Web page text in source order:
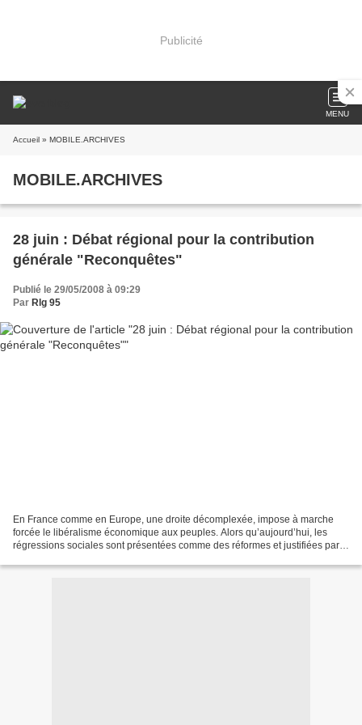
Publicité
MENU
Accueil » MOBILE.ARCHIVES
MOBILE.ARCHIVES
28 juin : Débat régional pour la contribution
générale "Reconquêtes"
Publié le 29/05/2008 à 09:29
Par Rlg 95
En France comme en Europe, une droite décomplexée, impose à marche
forcée le libéralisme économique aux peuples. Alors qu’aujourd’hui, les
régressions sociales sont présentées comme des réformes et justifiées par